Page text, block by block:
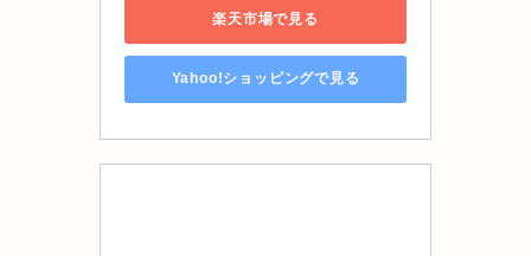
楽天市場で見る
Yahoo!ショッピングで見る